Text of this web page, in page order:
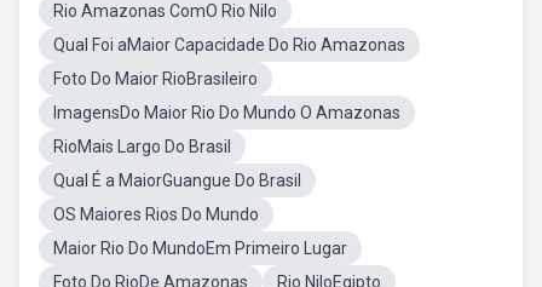
Rio Amazonas ComO Rio Nilo
Qual Foi aMaior Capacidade Do Rio Amazonas
Foto Do Maior RioBrasileiro
ImagensDo Maior Rio Do Mundo O Amazonas
RioMais Largo Do Brasil
Qual É a MaiorGuangue Do Brasil
OS Maiores Rios Do Mundo
Maior Rio Do MundoEm Primeiro Lugar
Foto Do RioDe Amazonas
Rio NiloEgipto